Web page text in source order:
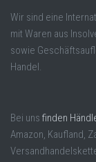
Wir sind eine
mit Waren aus
sowie
Handel.
Bei uns finden
Amazon, Kaufland,